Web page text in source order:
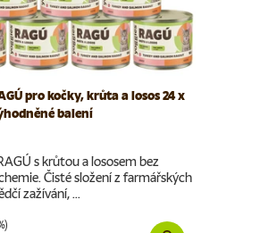
pro kočky, krůta a losos 24 x
balení
s krůtou a lososem bez
Čisté složení z farmářských
zažívání, ...